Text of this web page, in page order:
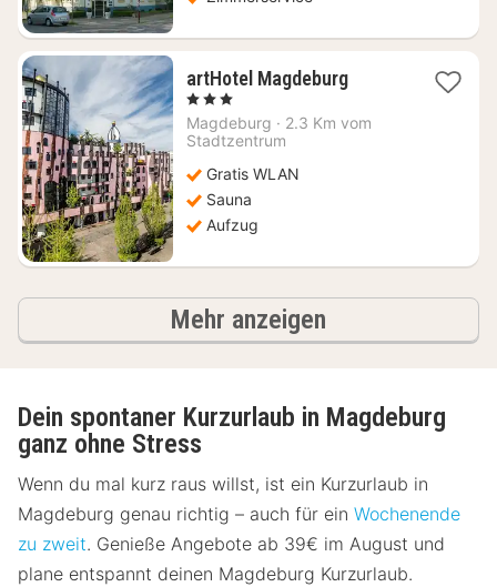
artHotel Magdeburg1
ab
, 3 Sterne
Magdeburg · 2.3 Km vom
Stadtzentrum
Gratis WLAN
Sauna
Aufzug
Mehr anzeigen
Dein spontaner Kurzurlaub in Magdeburg
ganz ohne Stress
Wenn du mal kurz raus willst, ist ein Kurzurlaub in
Magdeburg genau richtig – auch für ein Wochenende
zu zweit. Genieße Angebote ab 39€ im August und
plane entspannt deinen Magdeburg Kurzurlaub.